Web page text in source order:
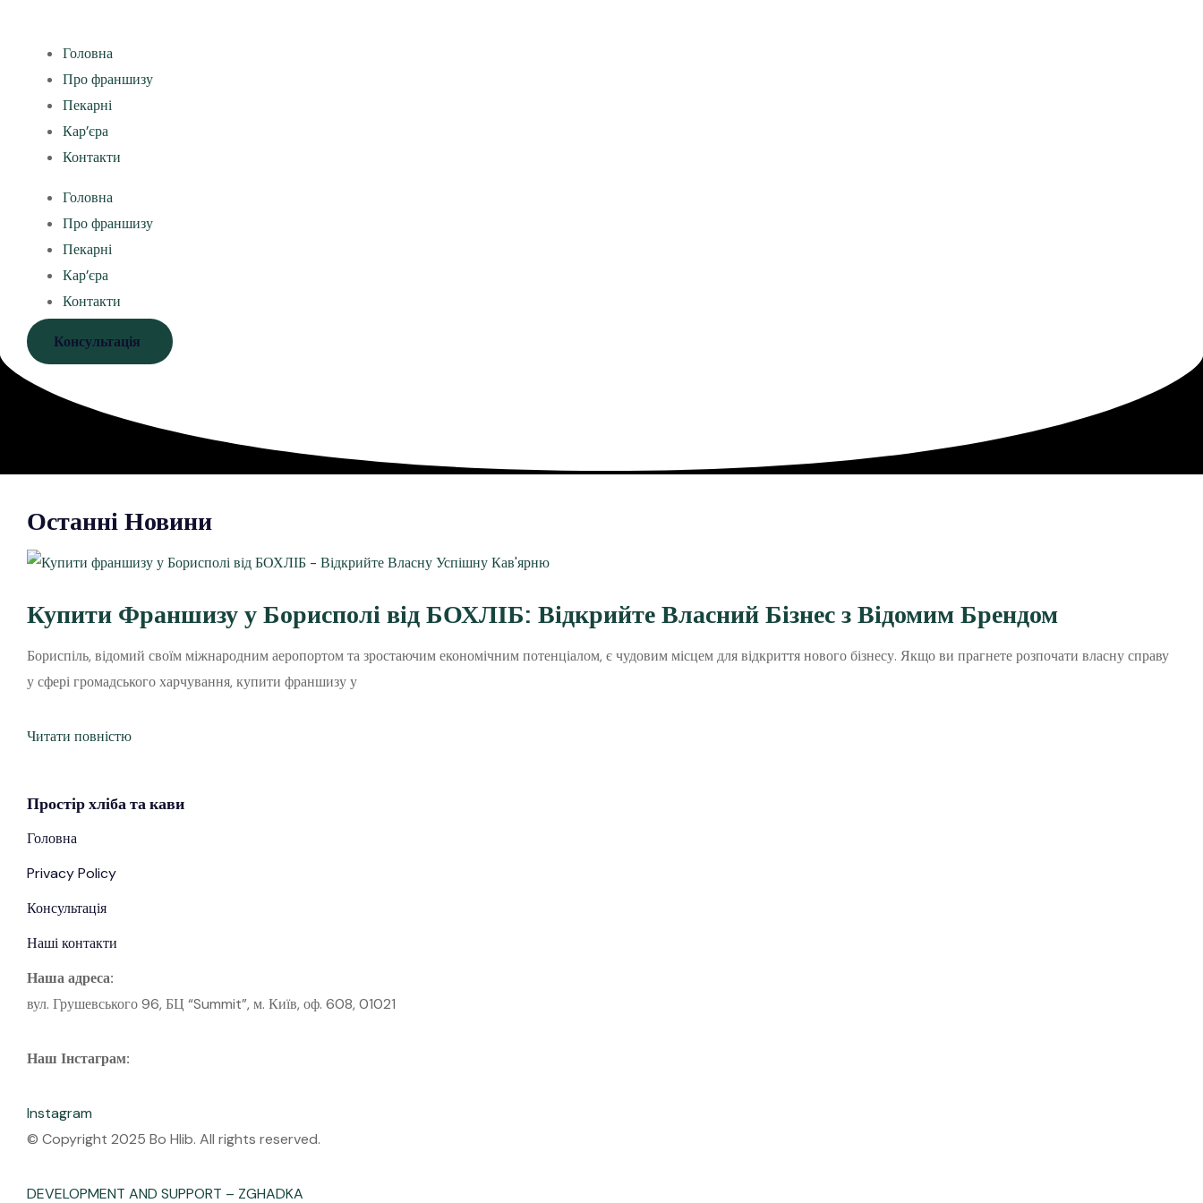
Головна
Про франшизу
Пекарні
Кар’єра
Контакти
Головна
Про франшизу
Пекарні
Кар’єра
Контакти
Консультація
Останні Новини
Купити Франшизу у Борисполі від БОХЛІБ: Відкрийте Власний Бізнес з Відомим Брендом
Бориспіль, відомий своїм міжнародним аеропортом та зростаючим економічним потенціалом, є чудовим місцем для відкриття нового бізнесу. Якщо ви прагнете розпочати власну справу
у сфері громадського харчування, купити франшизу у
Читати повністю
Простірхлібата кави
Головна
Privacy Policy
Консультація
Наші контакти
Наша адреса:
вул. Грушевського 96, БЦ “Summit”, м. Київ, оф. 608, 01021
Наш Інстаграм:
Instagram
© Copyright 2025 Bo Hlib. All rights reserved.
DEVELOPMENT AND SUPPORT – ZGHADKA